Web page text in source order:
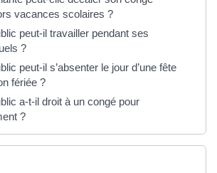
vacances scolaires ?
peut-il travailler pendant ses
?
peut-il s’absenter le jour d’une fête
fériée ?
a-t-il droit à un congé pour
?